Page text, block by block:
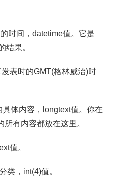
时间，datetime值。它是
结果。
表时的GMT(格林威治)时
体内容，longtext值。你在
所有内容都放在这里。
值。
类，int(4)值。